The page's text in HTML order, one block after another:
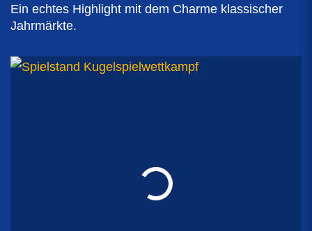
Ein echtes Highlight mit dem Charme klassischer
Jahrmärkte.